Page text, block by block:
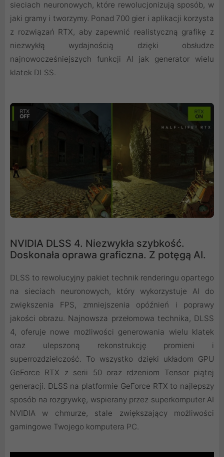
sieciach neuronowych, które rewolucjonizują sposób, w
jaki gramy i tworzymy. Ponad 700 gier i aplikacji korzysta
z rozwiązań RTX, aby zapewnić realistyczną grafikę z
niezwykłą wydajnością dzięki obsłudze
najnowocześniejszych funkcji AI jak generator wielu
klatek DLSS.
NVIDIA DLSS 4. Niezwykła szybkość.
Doskonała oprawa graficzna. Z potęgą AI.
DLSS to rewolucyjny pakiet technik renderingu opartego
na sieciach neuronowych, który wykorzystuje AI do
zwiększenia FPS, zmniejszenia opóźnień i poprawy
jakości obrazu. ‌Najnowsza przełomowa technika, DLSS
4, oferuje nowe możliwości generowania wielu klatek
oraz ulepszoną rekonstrukcję promieni i
superrozdzielczość. To wszystko dzięki układom GPU
GeForce RTX z serii 50 oraz rdzeniom Tensor piątej
generacji. DLSS na platformie GeForce RTX to najlepszy
sposób na rozgrywkę, wspierany przez superkomputer AI
NVIDIA w chmurze, stale zwiększający możliwości
gamingowe Twojego komputera PC.